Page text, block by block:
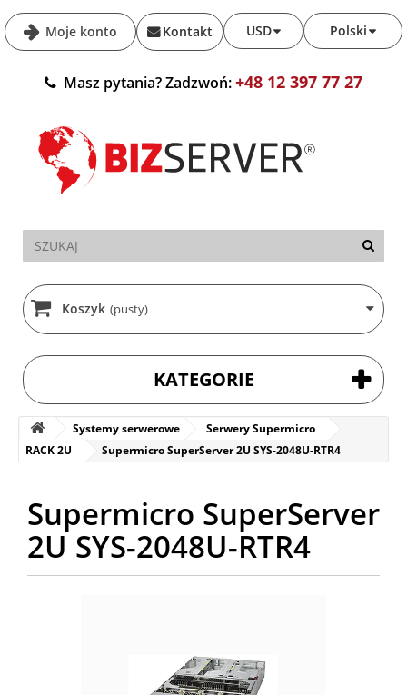
Moje konto Polski
USD
Kontakt
Masz pytania? Zadzwoń:+48 12 397 77 27
Koszyk (pusty)
KATEGORIE
Systemy serwerowe
Serwery Supermicro
RACK 2U
Supermicro SuperServer 2U SYS-2048U-RTR4
Supermicro SuperServer
2U SYS-2048U-RTR4